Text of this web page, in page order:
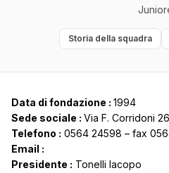
Storia della squadra
Data di fondazione : 1994
Sede sociale : Via F. Corridoni
Telefono : 0564 24598 – fax
Email :
Presidente : Tonelli Iacopo